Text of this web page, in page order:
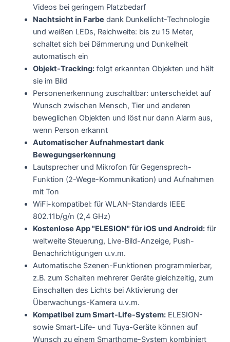
Videos bei geringem Platzbedarf
Nachtsicht in Farbe dank Dunkellicht-Technologie
und weißen LEDs, Reichweite: bis zu 15 Meter,
schaltet sich bei Dämmerung und Dunkelheit
automatisch ein
Objekt-Tracking:folgt erkannten Objekten und hält
sie im Bild
Personenerkennung zuschaltbar: unterscheidet auf
Wunsch zwischen Mensch, Tier und anderen
beweglichen Objekten und löst nur dann Alarm aus,
wenn Person erkannt
Automatischer Aufnahmestart dank
Bewegungserkennung
Lautsprecher und Mikrofon für Gegensprech-
Funktion (2-Wege-Kommunikation) und Aufnahmen
mit Ton
WiFi-kompatibel: für WLAN-Standards IEEE
802.11b/g/n (2,4 GHz)
Kostenlose App "ELESION" für iOS und Android:für
weltweite Steuerung, Live-Bild-Anzeige, Push-
Benachrichtigungen u.v.m.
Automatische Szenen-Funktionen programmierbar,
z.B. zum Schalten mehrerer Geräte gleichzeitig, zum
Einschalten des Lichts bei Aktivierung der
Überwachungs-Kamera u.v.m.
Kompatibel zum Smart-Life-System:ELESION-
sowie Smart-Life- und Tuya-Geräte können auf
Wunsch zu einem Smarthome-System kombiniert